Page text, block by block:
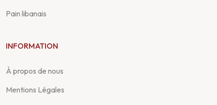
Pain libanais
INFORMATION
À propos de nous
Mentions Légales